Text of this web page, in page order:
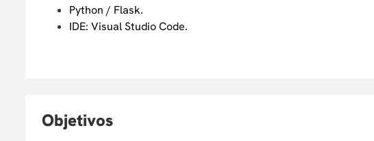
Python / Flask.
IDE: Visual Studio Code.
Objetivos